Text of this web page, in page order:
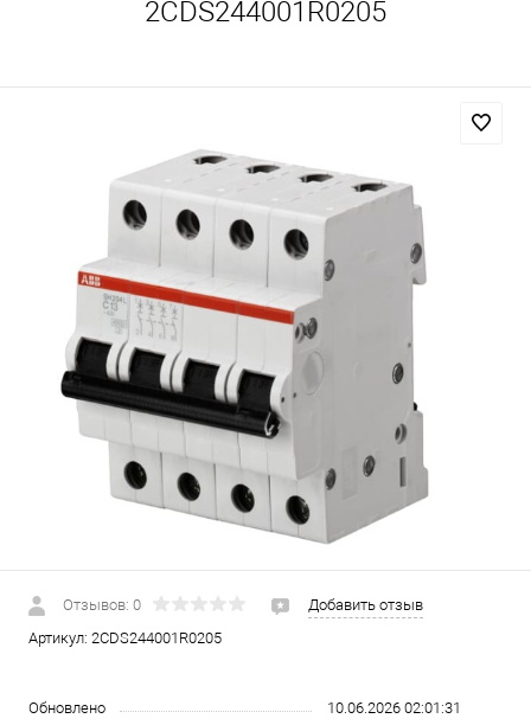
2CDS244001R0205
Отзывов: 0
Добавить отзыв
Артикул: 2CDS244001R0205
Обновлено 10.06.2026 02:01:31